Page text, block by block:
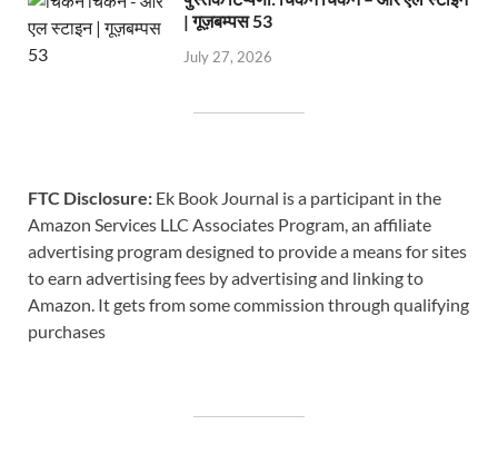
| गूज़बम्पस 53
July 27, 2026
FTC Disclosure: Ek Book Journal is a participant in the
Amazon Services LLC Associates Program, an affiliate
advertising program designed to provide a means for sites
to earn advertising fees by advertising and linking to
Amazon. It gets from some commission through qualifying
purchases